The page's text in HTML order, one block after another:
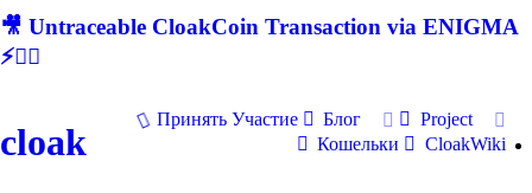
🎥 Untraceable CloakCoin Transaction via ENIGMA
⚡🕵‍♂
cloak
Принять Участие Блог
Project
Кошельки
CloakWiki